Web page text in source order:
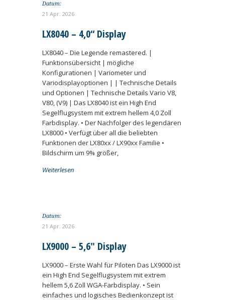
Datum:
21 Apr. 2026
LX8040 – 4,0“ Display
LX8040 – Die Legende remastered. |
Funktionsübersicht | mögliche
Konfigurationen | Variometer und
Variodisplayoptionen | | Technische Details
und Optionen | Technische Details Vario V8,
V80, (V9) | Das LX8040 ist ein High End
Segelflugsystem mit extrem hellem 4,0 Zoll
Farbdisplay. • Der Nachfolger des legendären
LX8000 • Verfügt über all die beliebten
Funktionen der LX80xx / LX90xx Familie •
Bildschirm um 9% größer,
Weiterlesen
Datum:
21 Apr. 2026
LX9000 – 5,6″ Display
LX9000 – Erste Wahl für Piloten Das LX9000 ist
ein High End Segelflugsystem mit extrem
hellem 5,6 Zoll WGA-Farbdisplay. • Sein
einfaches und logisches Bedienkonzept ist